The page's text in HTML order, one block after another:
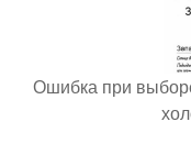
Ошибка при